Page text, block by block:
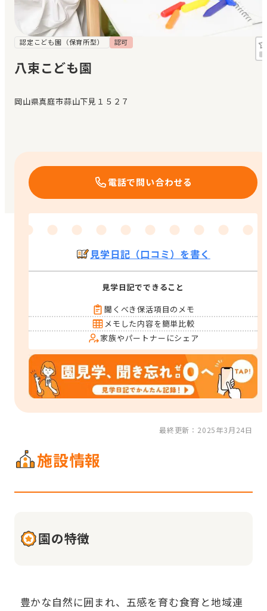
見学日記
メッセージ
おすすめの園
エンクルの特徴と活用方法
認定こども園（保育所型） 認可
八束こども園
岡山県真庭市蒜山下見１５２７
電話で問い合わせる
見学日記（口コミ）を書く
見学日記でできること
聞くべき保活項目のメモ
メモした内容を簡単比較
家族やパートナーにシェア
最終更新：2025年3月24日
施設情報
園の特徴